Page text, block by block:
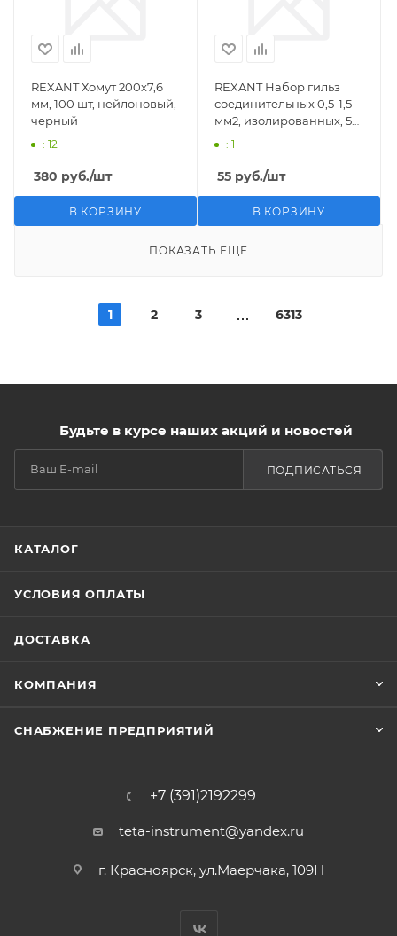
REXANT Хомут 200х7,6
мм, 100 шт, нейлоновый,
черный
: 12
380 руб./шт
В КОРЗИНУ
REXANT Набор гильз
соединительных 0,5-1,5
мм2, изолированных, 5
: 1
55 руб./шт
В КОРЗИНУ
ПОКАЗАТЬ ЕЩЕ
1 2 3 6313
Будьте в курсе наших акций и новостей
ПОДПИСАТЬСЯ
КАТАЛОГ
УСЛОВИЯ ОПЛАТЫ
ДОСТАВКА
КОМПАНИЯ
СНАБЖЕНИЕ ПРЕДПРИЯТИЙ
+7 (391)2192299
teta-instrument@yandex.ru
г. Красноярск, ул.Маерчака, 109Н